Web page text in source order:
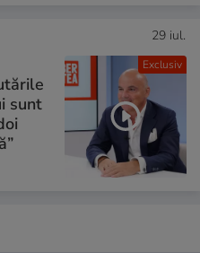
Exclusiv
29 iul.
sunt